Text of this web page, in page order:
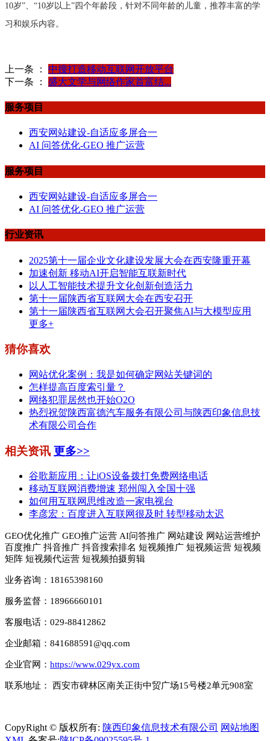
10岁”、“10岁以上”四个年龄段，针对不同年龄的儿童，推荐丰富的学
习和娱乐内容。
上一条 ：
中搜打造移动互联网开放平台
下一条 ：
盛大文学与网络作家首富结...
服务项目
西安网站建设-自适应多屏合一
AI 问答优化-GEO 推广运营
服务项目
西安网站建设-自适应多屏合一
AI 问答优化-GEO 推广运营
行业资讯
2025第十一届企业文化建设发展大会在西安隆重开幕
加速创新 移动AI开启智能互联新时代
以人工智能技术提升文化创新创造活力
第十一届陕西省互联网大会在西安召开
第十一届陕西省互联网大会召开聚焦AI与大模型应用
更多+
猜你喜欢
网站优化案例：我是如何确定网站关键词的
怎样提高百度索引量？
网络犯罪居然也开始O2O
热烈祝贺陕西富德汽车服务有限公司与陕西印象信息技
术有限公司合作
相关资讯 更多>>
谷歌新应用：让iOS设备拨打免费网络电话
移动互联网消费增速 郑州闯入全国十强
如何用互联网思维改造一家电视台
李彦宏：百度进入互联网很及时 转型移动太迟
GEO优化推广 GEO推广运营 AI问答推广 网站建设 网站运营维护
百度推广 抖音推广 抖音搜索排名 短视频推广 短视频运营 短视频
矩阵 短视频代运营 短视频拍摄剪辑
业务咨询：18165398160
服务监督：18966660101
客服电话：029-88412862
企业邮箱：841688591@qq.com
企业官网： https://www.029yx.com
联系地址： 西安市碑林区南关正街中贸广场15号楼2单元908室
CopyRight © 版权所有: 陕西印象信息技术有限公司 网站地图